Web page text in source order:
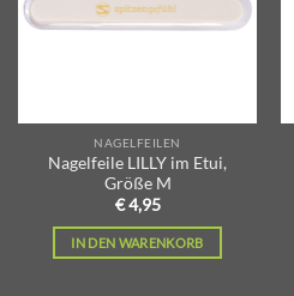
NAGELFEILEN
Nagelfeile LILLY im Etui,
Größe M
€ 4,95
IN DEN WARENKORB